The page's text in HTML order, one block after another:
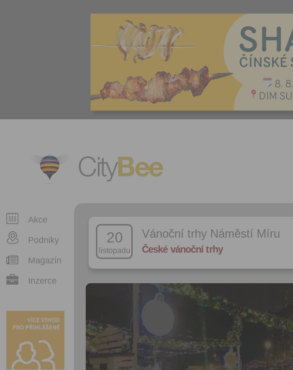
CityBee
Akce
Podniky
Magazín
Inzerce
20
listopadu
Vánoční trhy Náměstí Míru
České vánoční trhy